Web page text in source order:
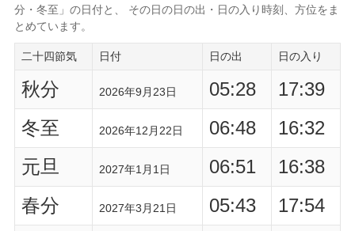
分・冬至」の日付と、 その日の日の出・日の入り時刻
、方位をま
とめています。
二十四節気 日付 日の出 日の入り
秋分 2026年9月23日 05:28
17:39
冬至
2026年12月22日 06:48
16:32
元旦
2027年1月1日 06:51
16:38
春分
2027年3月21日 05:43
17:54